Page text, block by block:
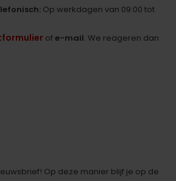
Op werkdagen van 09:00 tot
ofe-mail. We reageren dan
Op deze manier blijf je op de